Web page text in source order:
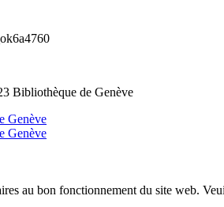
Bibliothèque de Genève
au bon fonctionnement du site web.